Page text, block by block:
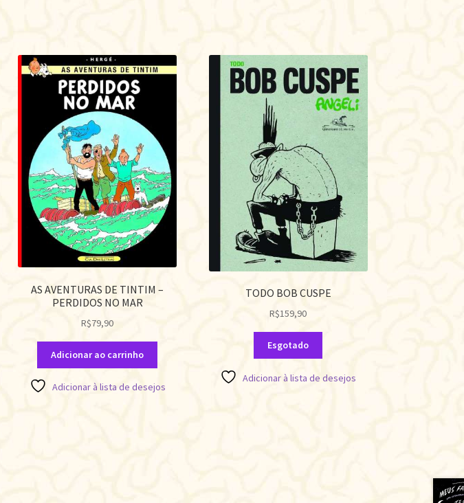
AS AVENTURAS DE TINTIM –
PERDIDOS NO MAR
R$79,90
Adicionar ao carrinho
Adicionar à lista de desejos
TODO BOB CUSPE
R$159,90
Esgotado
Adicionar à lista de desejos